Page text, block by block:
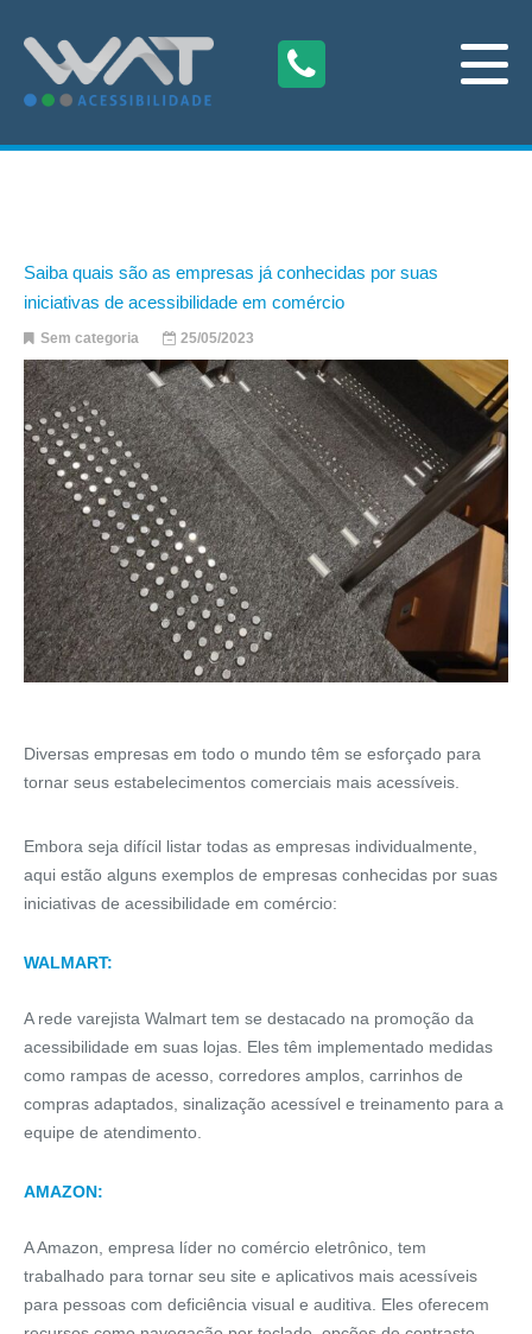
Saiba quais são as empresas já conhecidas por suas
iniciativas de acessibilidade em comércio
Sem categoria 25/05/2023
Diversas empresas em todo o mundo têm se esforçado para
tornar seus estabelecimentos comerciais mais acessíveis.
Embora seja difícil listar todas as empresas individualmente,
aqui estão alguns exemplos de empresas conhecidas por suas
iniciativas de acessibilidade em comércio:
WALMART:
A rede varejista Walmart tem se destacado na promoção da
acessibilidade em suas lojas. Eles têm implementado medidas
como rampas de acesso, corredores amplos, carrinhos de
compras adaptados, sinalização acessível e treinamento para a
equipe de atendimento.
AMAZON:
A Amazon, empresa líder no comércio eletrônico, tem
trabalhado para tornar seu site e aplicativos mais acessíveis
para pessoas com deficiência visual e auditiva. Eles oferecem